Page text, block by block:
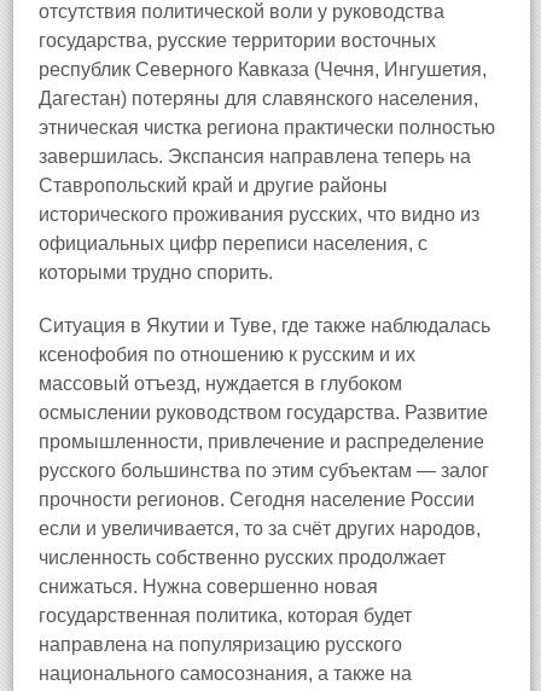
отсутствия политической воли у руководства
государства, русские территории восточных
республик Северного Кавказа (Чечня, Ингушетия,
Дагестан) потеряны для славянского населения,
этническая чистка региона практически полностью
завершилась. Экспансия направлена теперь на
Ставропольский край и другие районы
исторического проживания русских, что видно из
официальных цифр переписи населения, с
которыми трудно спорить.
Ситуация в Якутии и Туве, где также наблюдалась
ксенофобия по отношению к русским и их
массовый отъезд, нуждается в глубоком
осмыслении руководством государства. Развитие
промышленности, привлечение и распределение
русского большинства по этим субъектам — залог
прочности регионов. Сегодня население России
если и увеличивается, то за счёт других народов,
численность собственно русских продолжает
снижаться. Нужна совершенно новая
государственная политика, которая будет
направлена на популяризацию русского
национального самосознания, а также на